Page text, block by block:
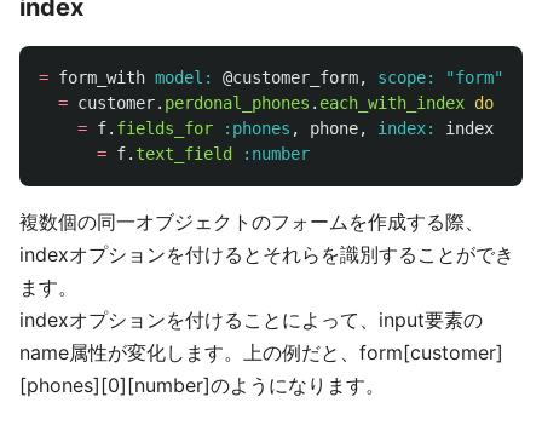
index
= form_with model: @customer_form, scope: "form"
= customer. perdonal_phones . each_with_index do
= f. fields_for :phones , phone, index: index
= f. text_field :number
複数個の同一オブジェクトのフォームを作成する際、
indexオプションを付けるとそれらを識別することができ
ます。
indexオプションを付けることによって、input要素の
name属性が変化します。上の例だと、form[customer]
[phones][0][number]のようになります。